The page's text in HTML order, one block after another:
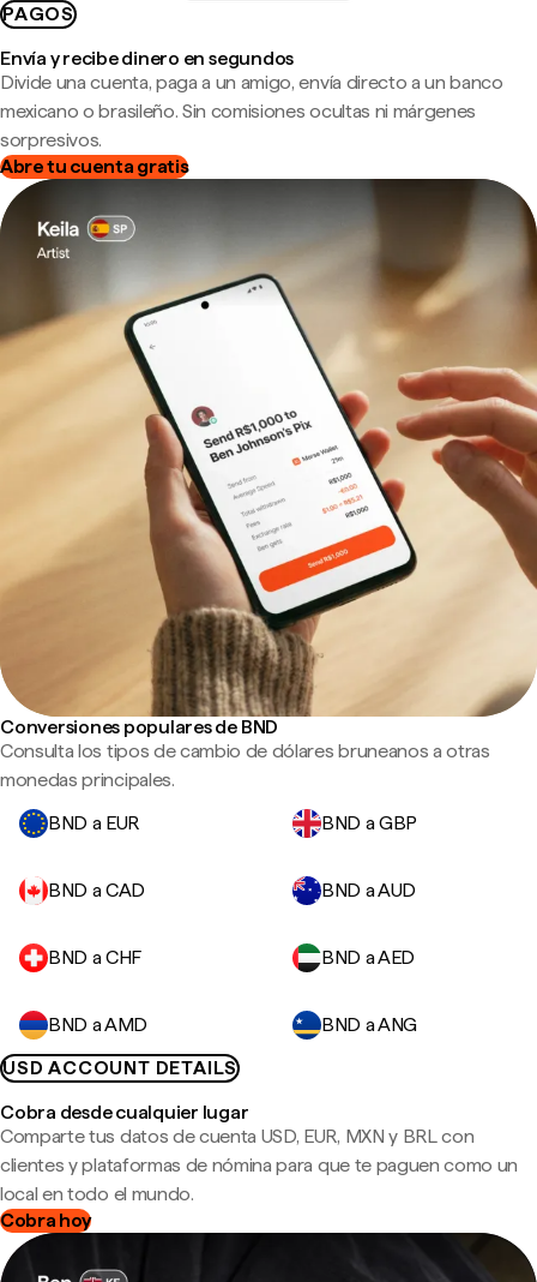
PAGOS
Envía y recibe dinero en segundos
Divide una cuenta, paga a un amigo, envía directo a un banco
mexicano o brasileño. Sin comisiones ocultas ni márgenes
sorpresivos.
Abre tu cuenta gratis
Conversiones populares de BND
Consulta los tipos de cambio de dólares bruneanos a otras
monedas principales.
BND a EUR
BND a GBP
BND a CAD BND a AUD
BND a CHF BND a AED
BND a AMD
BND a ANG
USD ACCOUNT DETAILS
Cobra desde cualquier lugar
Comparte tus datos de cuenta USD, EUR, MXN y BRL con
clientes y plataformas de nómina para que te paguen como un
local en todo el mundo.
Cobra hoy